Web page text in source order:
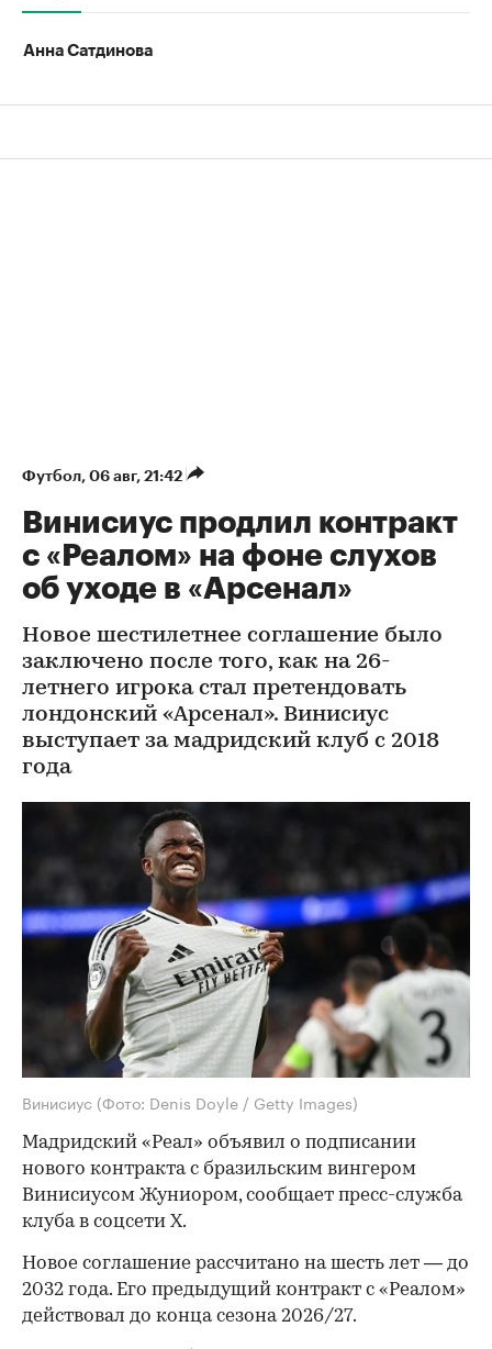
Анна Сатдинова
Футбол⁠, 06 авг, 21:42
Винисиус продлил контракт
с «Реалом» на фоне слухов
об уходе в «Арсенал»
Новое шестилетнее соглашение было
заключено после того, как на 26-
летнего игрока стал претендовать
лондонский «Арсенал». Винисиус
выступает за мадридский клуб с 2018
года
Винисиус (Фото: Denis Doyle / Getty Images)
Мадридский «Реал» объявил о подписании
нового контракта с бразильским вингером
Винисиусом Жуниором, сообщает пресс-служба
клуба в соцсети X.
Новое соглашение рассчитано на шесть лет — до
2032 года. Его предыдущий контракт с «Реалом»
действовал до конца сезона 2026/27.